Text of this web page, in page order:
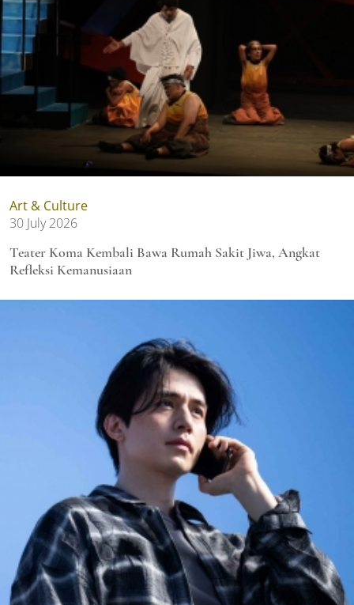
Art & Culture
30 July 2026
Teater Koma Kembali Bawa Rumah Sakit Jiwa, Angkat
Refleksi Kemanusiaan